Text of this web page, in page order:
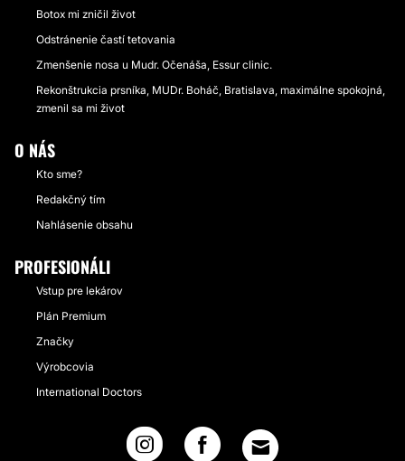
Botox mi zničil život
Odstránenie častí tetovania
Zmenšenie nosa u Mudr. Očenáša, Essur clinic.
Rekonštrukcia prsníka, MUDr. Boháč, Bratislava, maximálne spokojná,
zmenil sa mi život
O NÁS
Kto sme?
Redakčný tím
Nahlásenie obsahu
PROFESIONÁLI
Vstup pre lekárov
Plán Premium
Značky
Výrobcovia
International Doctors